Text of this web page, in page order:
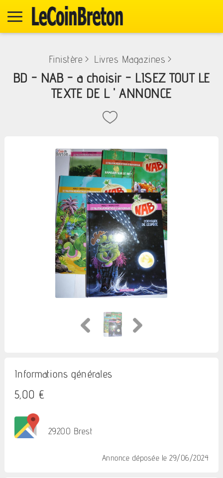
Finistère > Livres Magazines >
BD - NAB - a choisir - LISEZ TOUT LE
TEXTE DE L ' ANNONCE
Informations générales
5,00 €
29200 Brest
Annonce déposée le 29/06/2024